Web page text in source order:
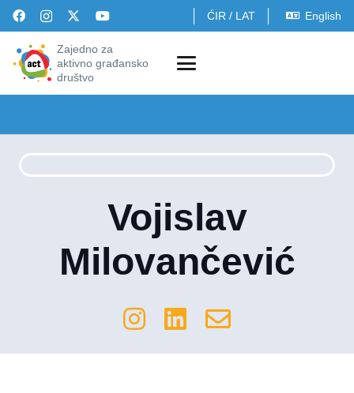
ĆIR / LAT English
Zajedno za
aktivno građansko
društvo
Vojislav
Milovančević